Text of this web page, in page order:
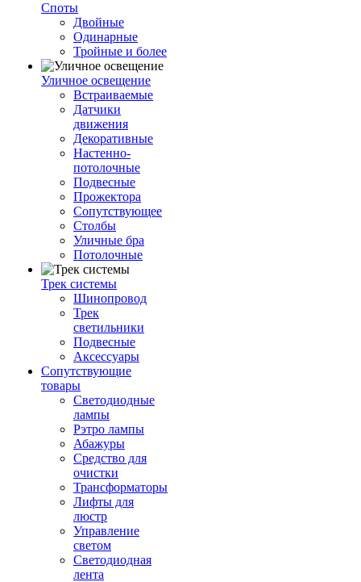
Споты
Двойные
Одинарные
Тройные и более
Уличное освещение
Встраиваемые
Датчики
движения
Декоративные
Настенно-
потолочные
Подвесные
Прожектора
Сопутствующее
Столбы
Уличные бра
Потолочные
Трек системы
Шинопровод
Трек
светильники
Подвесные
Аксессуары
Сопутствующие
товары
Светодиодные
лампы
Рэтро лампы
Абажуры
Средство для
очистки
Трансформаторы
Лифты для
люстр
Управление
светом
Светодиодная
лента